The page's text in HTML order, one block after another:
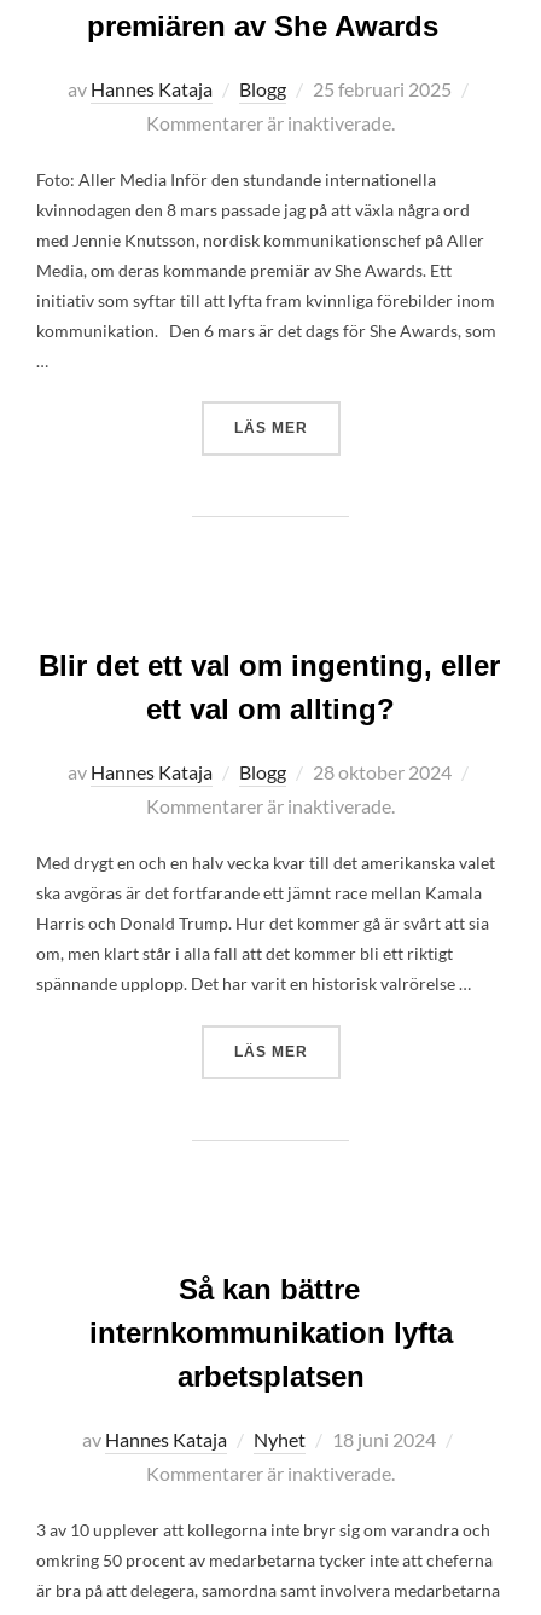
premiären av She Awards
av Hannes Kataja Blogg
Publicerat
den
25 februari 2025
Kommentarer är inaktiverade.
Foto: Aller Media Inför den stundande internationella
kvinnodagen den 8 mars passade jag på att växla några ord
med Jennie Knutsson, nordisk kommunikationschef på Aller
Media, om deras kommande premiär av She Awards. Ett
initiativ som syftar till att lyfta fram kvinnliga förebilder inom
kommunikation. Den 6 mars är det dags för She Awards, som
…
LÄS MER
Blir det ett val om ingenting, eller
ett val om allting?
av Hannes Kataja Blogg
Publicerat
den
28 oktober 2024
Kommentarer är inaktiverade.
Med drygt en och en halv vecka kvar till det amerikanska valet
ska avgöras är det fortfarande ett jämnt race mellan Kamala
Harris och Donald Trump. Hur det kommer gå är svårt att sia
om, men klart står i alla fall att det kommer bli ett riktigt
spännande upplopp. Det har varit en historisk valrörelse …
LÄS MER
Så kan bättre
internkommunikation lyfta
arbetsplatsen
av Hannes Kataja Nyhet
Publicerat
den
18 juni 2024
Kommentarer är inaktiverade.
3 av 10 upplever att kollegorna inte bryr sig om varandra och
omkring 50 procent av medarbetarna tycker inte att cheferna
är bra på att delegera, samordna samt involvera medarbetarna